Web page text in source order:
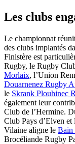
Les clubs
Le championnat
des clubs implantés
Finistère est
Rugby, le Rugby
Morlaix, l’Union
Douarnenez Rugby
le Skrank Plouhinec
également leur
Club de l’Hermine.
Club Pays d’Elven et
Vilaine aligne le Bain
Brocéliande Rugby